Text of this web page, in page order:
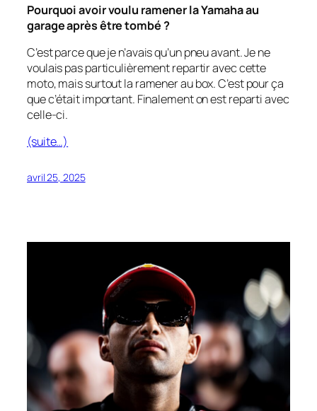
Pourquoi avoir voulu ramener la Yamaha au
garage après être tombé ?
C’est parce que je n’avais qu’un pneu avant. Je ne
voulais pas particulièrement repartir avec cette
moto, mais surtout la ramener au box. C’est pour ça
que c’était important. Finalement on est reparti avec
celle-ci.
(suite…)
avril 25, 2025